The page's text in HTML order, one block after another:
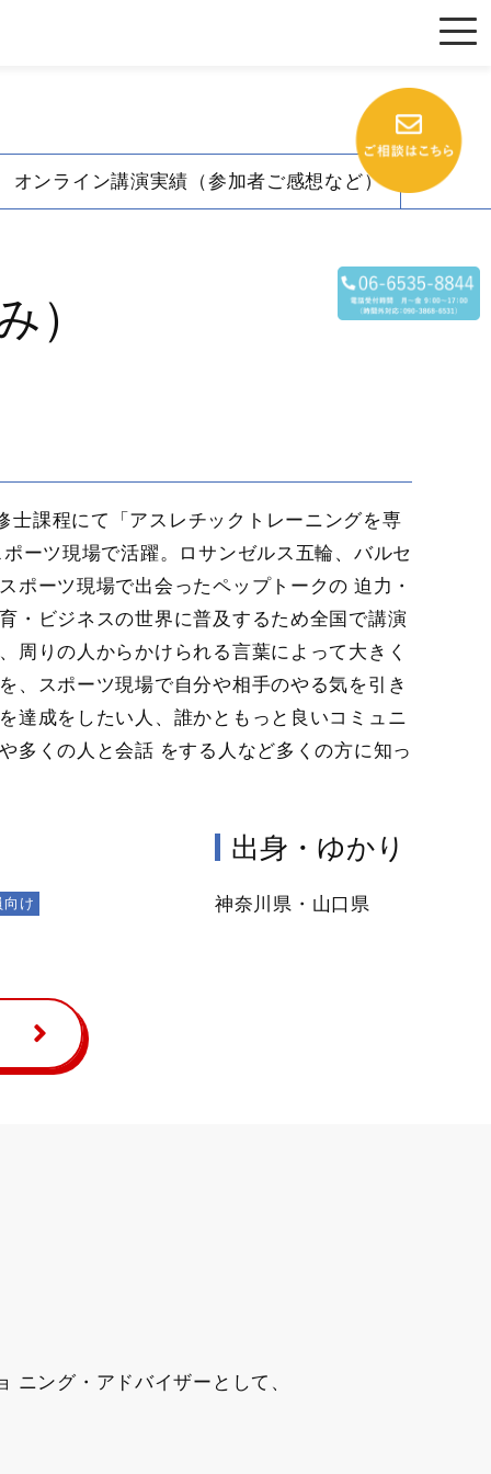
オンライン講演実績（参加者ご感想など）
）
士課程にて「アスレチックトレーニングを専
ーツ現場で活躍。ロサンゼルス五輪、バルセ
ポーツ現場で出会ったペップトークの 迫力・
・ビジネスの世界に普及するため全国で講演
周りの人からかけられる言葉によって大きく
、スポーツ現場で自分や相手のやる気を引き
達成をしたい人、誰かともっと良いコミュニ
多くの人と会話 をする人など多くの方に知っ
向け
出身・ゆかり
神奈川県・山口県
ニング・アドバイザーとして、